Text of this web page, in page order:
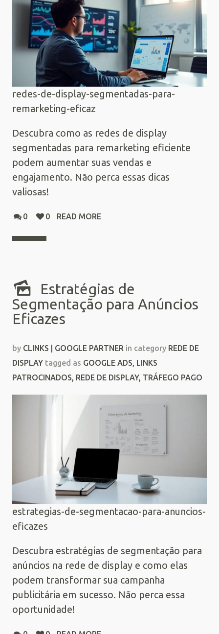
redes-de-display-segmentadas-para-
remarketing-eficaz
Descubra como as redes de display
segmentadas para remarketing eficiente
podem aumentar suas vendas e
engajamento. Não perca essas dicas
valiosas!
0 0 READ MORE
Estratégias de
Segmentação para Anúncios
Eficazes
by CLINKS | GOOGLE PARTNER in category REDE DE
DISPLAY tagged as GOOGLE ADS, LINKS
PATROCINADOS, REDE DE DISPLAY, TRÁFEGO PAGO
estrategias-de-segmentacao-para-anuncios-
eficazes
Descubra estratégias de segmentação para
anúncios na rede de display e como elas
podem transformar sua campanha
publicitária em sucesso. Não perca essa
oportunidade!